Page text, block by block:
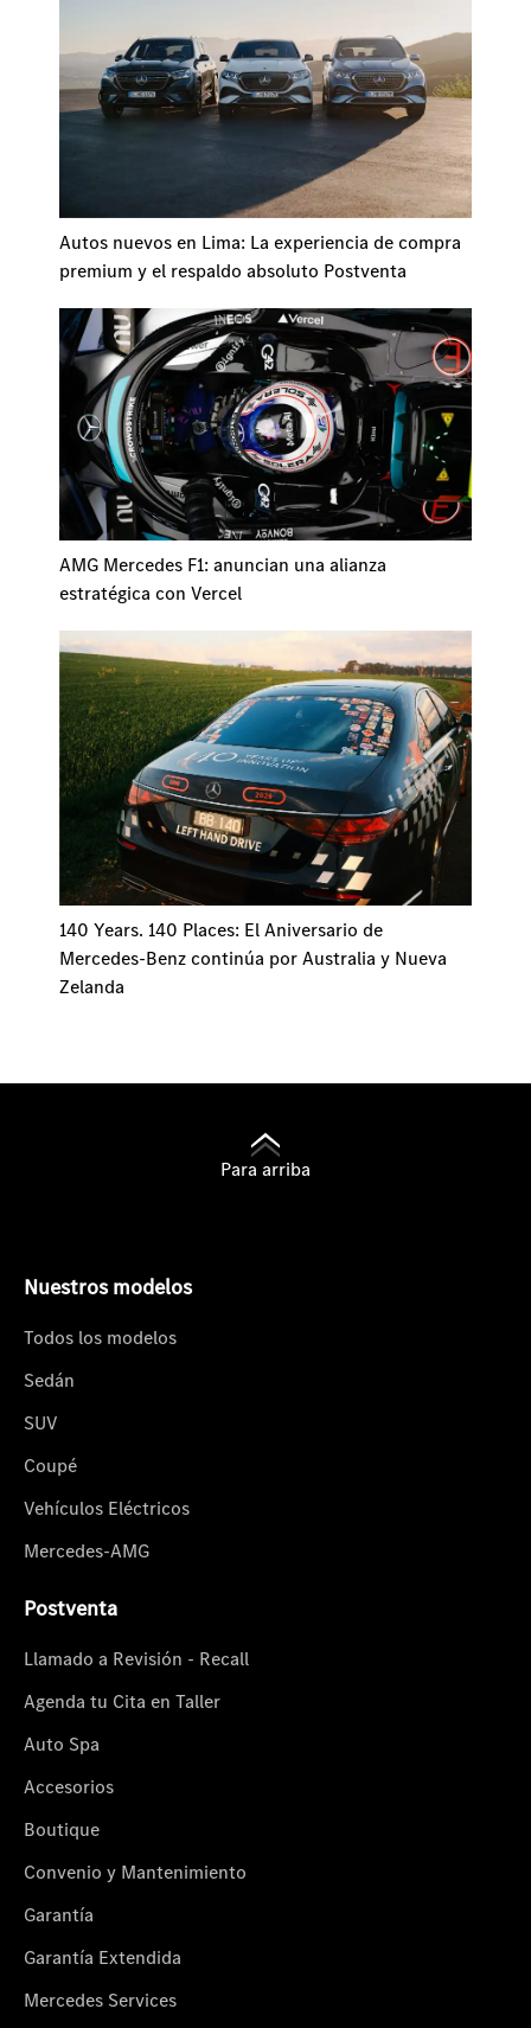
Autos nuevos en Lima: La experiencia de compra
premium y el respaldo absoluto Postventa
AMG Mercedes F1: anuncian una alianza
estratégica con Vercel
140 Years. 140 Places: El Aniversario de
Mercedes-Benz continúa por Australia y Nueva
Zelanda
Para arriba
Nuestros modelos
Todos los modelos
Sedán
SUV
Coupé
Vehículos Eléctricos
Mercedes-AMG
Postventa
Llamado a Revisión - Recall
Agenda tu Cita en Taller
Auto Spa
Accesorios
Boutique
Convenio y Mantenimiento
Garantía
Garantía Extendida
Mercedes Services